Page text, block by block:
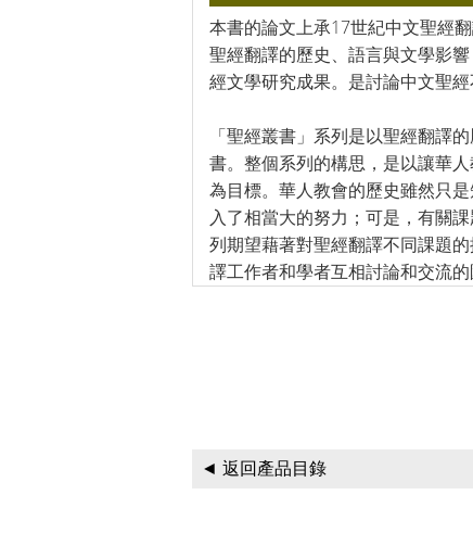
本書的論文上承17世紀中文聖經
聖經翻譯的歷史、語言與文學影
經文學研究成果。是討論中文聖經
「聖經叢書」系列是以聖經翻譯
書。整個系列的構思，是以讓華
為目標。華人教會的歷史雖然只
入了相當大的努力；可是，有關
列期望藉著對聖經翻譯不同課題
譯工作者和學者互相討論和交流的
◄ 返回產品目錄